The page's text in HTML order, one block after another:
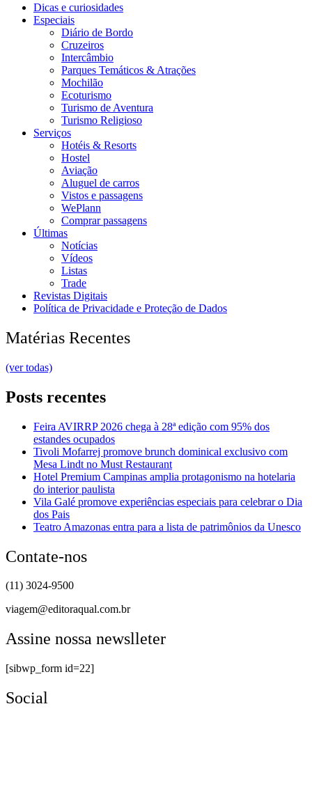
Dicas e curiosidades
Especiais
Diário de Bordo
Cruzeiros
Intercâmbio
Parques Temáticos & Atrações
Mochilão
Ecoturismo
Turismo de Aventura
Turismo Religioso
Serviços
Hotéis & Resorts
Hostel
Aviação
Aluguel de carros
Vistos e passagens
WePlann
Comprar passagens
Últimas
Notícias
Vídeos
Listas
Trade
Revistas Digitais
Política de Privacidade e Proteção de Dados
Matérias Recentes
(ver todas)
Posts recentes
Feira AVIRRP 2026 chega à 28ª edição com 95% dos
estandes ocupados
Tivoli Mofarrej promove brunch dominical exclusivo com
Mesa Lindt no Must Restaurant
Hotel Premium Campinas amplia protagonismo na hotelaria
do interior paulista
Vila Galé promove experiências especiais para celebrar o Dia
dos Pais
Teatro Amazonas entra para a lista de patrimônios da Unesco
Contate-nos
(11) 3024-9500
viagem@editoraqual.com.br
Assine nossa newslleter
[sibwp_form id=22]
Social